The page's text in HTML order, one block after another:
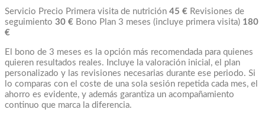
Servicio Precio Primera visita de nutrición 45 € Revisiones de
seguimiento 30 € Bono Plan 3 meses (incluye primera visita) 180
€
El bono de 3 meses es la opción más recomendada para quienes
quieren resultados reales. Incluye la valoración inicial, el plan
personalizado y las revisiones necesarias durante ese periodo. Si
lo comparas con el coste de una sola sesión repetida cada mes, el
ahorro es evidente, y además garantiza un acompañamiento
continuo que marca la diferencia.